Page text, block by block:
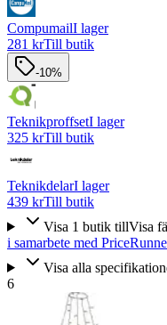
CompumailI lager
281 krTill butik
-10%
TeknikproffsetI lager
325 krTill butik
TeknikdelarI lager
439 krTill butik
Visa 1 butik tillVisa
i samarbete med
Visa alla
6